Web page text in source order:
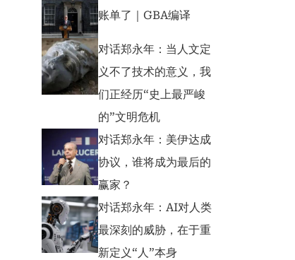
账单了｜GBA编译
对话郑永年：当人文定
义不了技术的意义，我
们正经历“史上最严峻
的”文明危机
对话郑永年：美伊达成
协议，谁将成为最后的
赢家？
对话郑永年：AI对人类
最深刻的威胁，在于重
新定义“人”本身